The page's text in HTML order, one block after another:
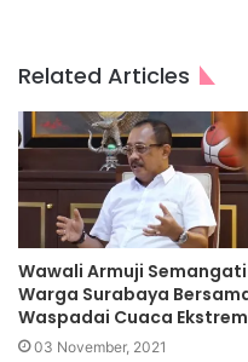
Related Articles
Wawali Armuji Semangati
Warga Surabaya
Waspadai Cuaca Ekstrem
03 November, 2021